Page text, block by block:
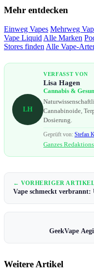
Mehr entdecken
Einweg Vapes Mehrweg
Vape Liquid Alle Marken
Stores finden Alle Vape-
LH
VERFASST VON
Lisa Hagen
Cannabis &
Cannabinoide,
Dosierung.
Geprüft von: Stefan
Ganzes
← VORHERIGER
Vape schmeckt verbrannt:
GeekVape
Weitere Artikel